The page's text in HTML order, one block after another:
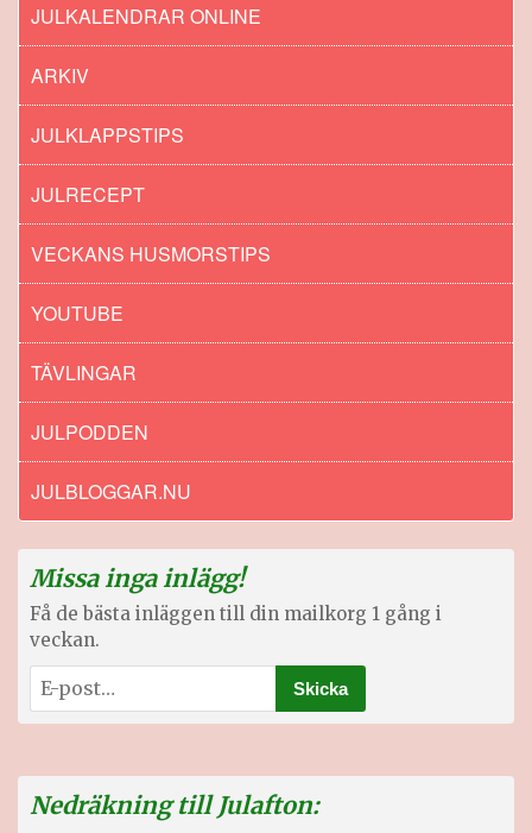
JULKALENDRAR ONLINE
ARKIV
JULKLAPPSTIPS
JULRECEPT
VECKANS HUSMORSTIPS
YOUTUBE
TÄVLINGAR
JULPODDEN
JULBLOGGAR.NU
Missa inga inlägg!
Få de bästa inläggen till din mailkorg 1 gång i
veckan.
Nedräkning till Julafton: